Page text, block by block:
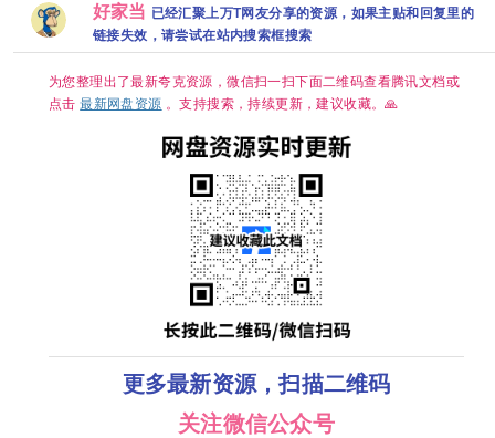
斯 文森特·多诺
费奥 克里斯滕·
里特2026/剧
惊悚/犯罪/奇
幻/冒险/4K完
结 夸克
国语中字，艾
米侯明昊领
衔，单集
盘资源分享
【韩语】【中
文字幕】
【13.7G】惊
悚 悬疑 」
清60帧+高码
｜古装/权谋】
夸克
好家当 已经汇聚上万T网友分享的资源，如果主贴和回复里的
链接失效，请尝试在站内搜索框搜索
为您整理出了最新夸克资源，微信扫一扫下面二维码查看腾讯文档或
点击最新网盘资源 。支持搜索，持续更新，建议收藏。🙏
更多最新资源，扫描二维码
关注微信公众号